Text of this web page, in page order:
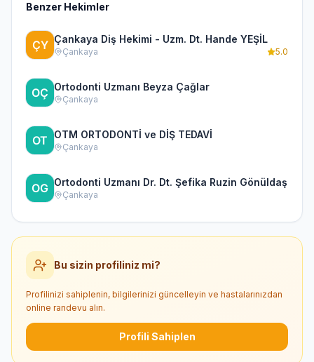
Benzer Hekimler
Çankaya Diş Hekimi - Uzm. Dt. Hande YEŞİL
Çankaya 5.0
Ortodonti Uzmanı Beyza Çağlar
Çankaya
OTM ORTODONTİ ve DİŞ TEDAVİ
Çankaya
Ortodonti Uzmanı Dr. Dt. Şefika Ruzin Gönüldaş
Çankaya
Bu sizin profiliniz mi?
Profilinizi sahiplenin, bilgilerinizi güncelleyin ve hastalarınızdan
online randevu alın.
Profili Sahiplen